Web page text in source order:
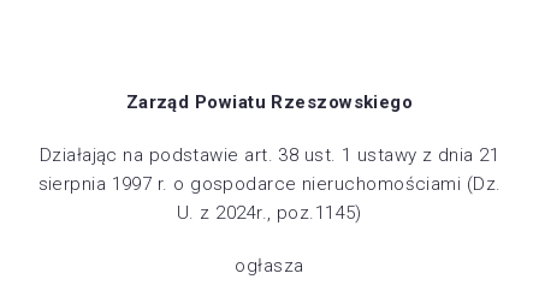
Zarząd Powiatu Rzeszowskiego
Działając na podstawie art. 38 ust. 1 ustawy z dnia 21
sierpnia 1997 r. o gospodarce nieruchomościami (Dz.
U. z 2024r., poz.1145)
ogłasza